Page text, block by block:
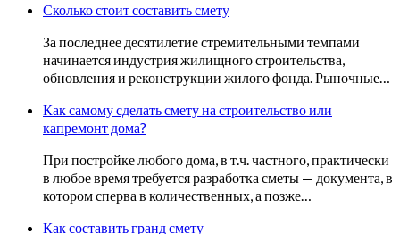
Сколько стоит составить смету
За последнее десятилетие стремительными темпами
начинается индустрия жилищного строительства,
обновления и реконструкции жилого фонда. Рыночные…
Как самому сделать смету на строительство или
капремонт дома?
При постройке любого дома, в т.ч. частного, практически
в любое время требуется разработка сметы — документа, в
котором сперва в количественных, а позже…
Как составить гранд смету